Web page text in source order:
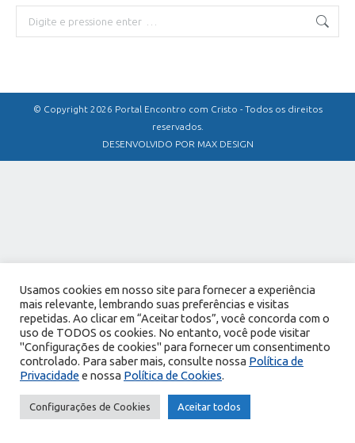
Buscar
© Copyright 2026 Portal Encontro com Cristo - Todos os direitos
reservados.
DESENVOLVIDO POR MAX DESIGN
Usamos cookies em nosso site para fornecer a experiência
mais relevante, lembrando suas preferências e visitas
repetidas. Ao clicar em “Aceitar todos”, você concorda com o
uso de TODOS os cookies. No entanto, você pode visitar
"Configurações de cookies" para fornecer um consentimento
controlado. Para saber mais, consulte nossa Política de
Privacidade e nossa Política de Cookies.
Configurações de Cookies Aceitar todos